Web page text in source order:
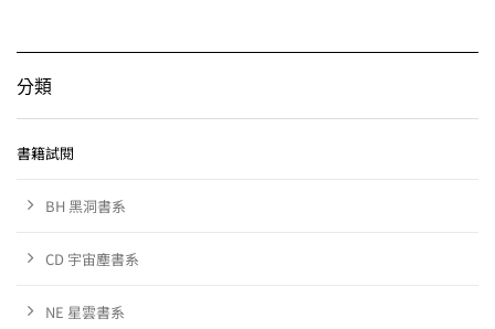
分類
書籍試閱
BH 黑洞書系
CD 宇宙塵書系
NE 星雲書系